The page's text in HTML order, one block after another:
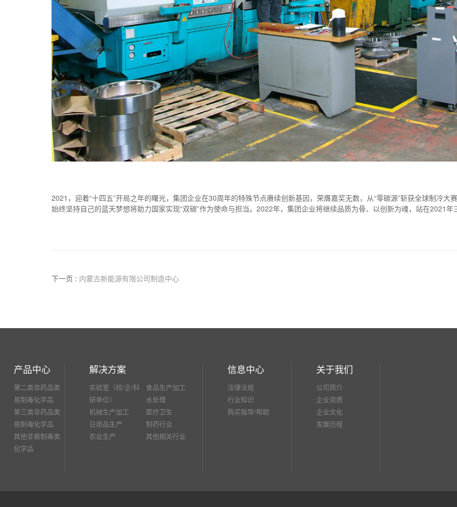
2021，迎着“十四五”开局之年的曙光，集团企业在30周年的特殊节点赓续创新基因，荣膺嘉奖无数，从“零碳源”斩获全球制冷大
始终坚持自己的蓝天梦想将助力国家实现“双碳”作为使命与担当。2022年，集团企业将继续品质为骨、以创新为魂，站在2021
下一页 : 内蒙古新能源有限公司制造中心
产品中心
第二类非药品类
易制毒化学品
第三类非药品类
易制毒化学品
其他非易制毒类
化学品
解决方案
实验室（校/企/科
研单位）
食品生产加工
水处理
机械生产加工
医疗卫生
日用品生产
制药行业
农业生产
其他相关行业
信息中心
法律法规
行业知识
购买指导/帮助
关于我们
公司简介
企业资质
企业文化
发展历程